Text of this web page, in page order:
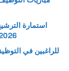
استمارة
2026 براتب شهري (6000درهم) ومستوى
للراغبين في